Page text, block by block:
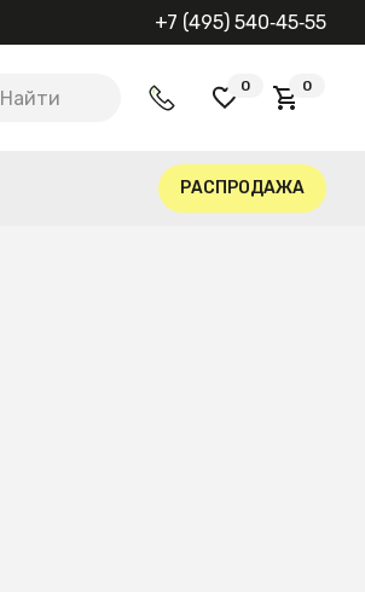
+7 (495) 540‑45‑55
Найти
0 0
РАСПРОДАЖА